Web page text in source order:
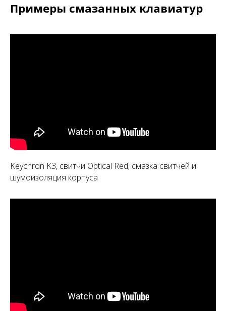
Примеры смазанных клавиатур
Keychron K3, свитчи Optical Red, смазка свитчей и
шумоизоляция корпуса